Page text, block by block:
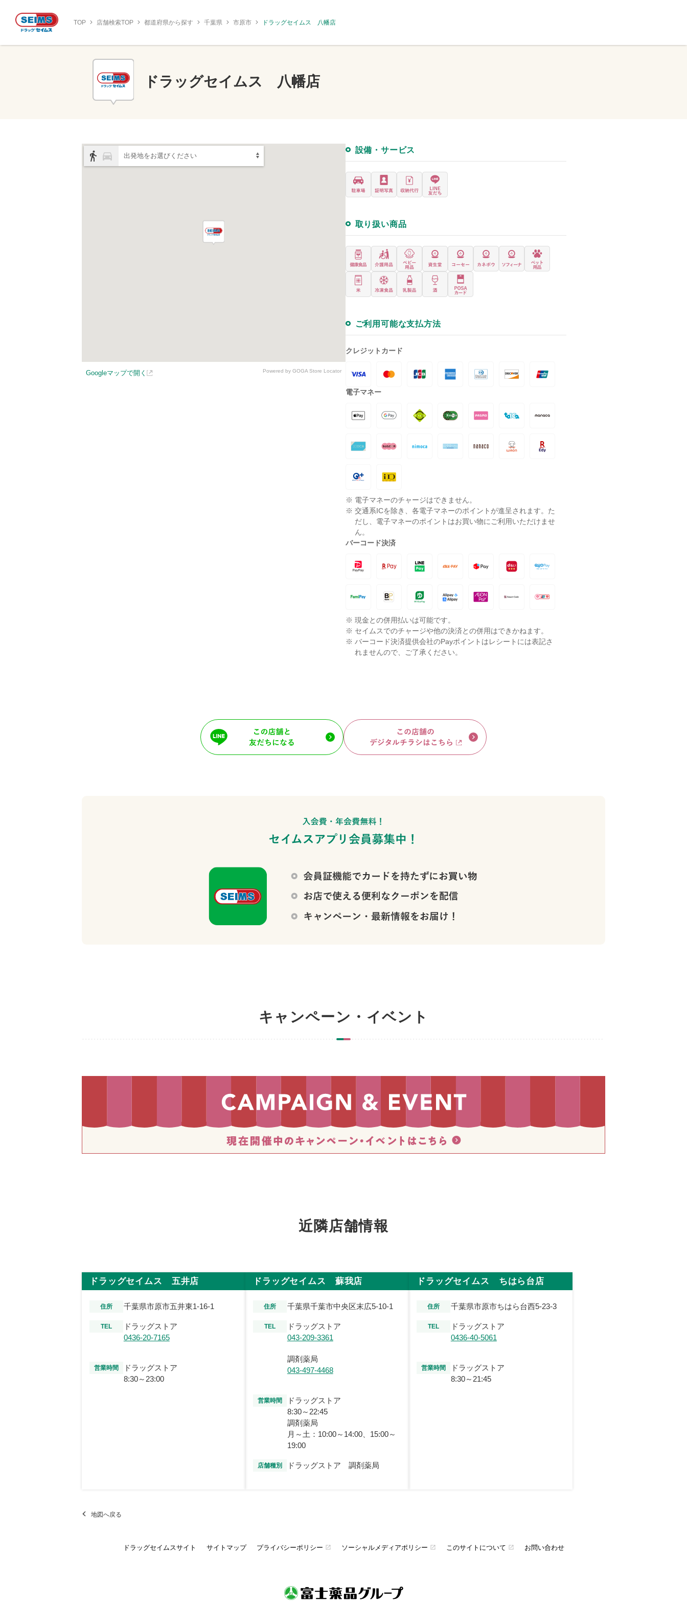
TOP 店舗検索TOP 都道府県から探す 千葉県 市原市 ドラッグセイムス 八幡店
ドラッグセイムス 八幡店
出発地をお選びください
Googleマップで開く Powered by GOGA Store Locator
設備・サービス
取り扱い商品
ご利用可能な支払方法
クレジットカード
電子マネー
※ 電子マネーのチャージはできません。
※ 交通系ICを除き、各電子マネーのポイントが進呈されます。た
だし、電子マネーのポイントはお買い物にご利用いただけませ
ん。
バーコード決済
※ 現金との併用払いは可能です。
※ セイムスでのチャージや他の決済との併用はできかねます。
※ バーコード決済提供会社のPayポイントはレシートには表記さ
れませんので、ご了承ください。
キャンペーン・イベント
近隣店舗情報
ドラッグセイムス 五井店
住所 千葉県市原市五井東1-16-1
TEL
ドラッグストア
0436-20-7165
営業時間
ドラッグストア
8:30～23:00
ドラッグセイムス 蘇我店
住所 千葉県千葉市中央区末広5-10-1
TEL
ドラッグストア
043-209-3361
調剤薬局
043-497-4468
営業時間
ドラッグストア
8:30～22:45
調剤薬局
月～土：10:00～14:00、15:00～
19:00
店舗種別 ドラッグストア 調剤薬局
ドラッグセイムス ちはら台店
住所 千葉県市原市ちはら台西5-23-3
TEL
ドラッグストア
0436-40-5061
営業時間
ドラッグストア
8:30～21:45
地図へ戻る
ドラッグセイムスサイト サイトマップ プライバシーポリシー open_in_new ソーシャルメディアポリシー open_in_new このサイトについて open_in_new お問い合わせ